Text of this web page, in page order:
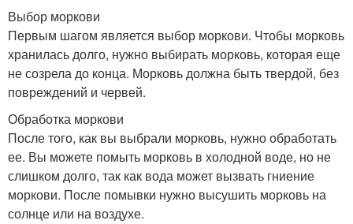
Выбор моркови
Первым шагом является выбор моркови. Чтобы морковь
хранилась долго, нужно выбирать морковь, которая еще
не созрела до конца. Морковь должна быть твердой, без
повреждений и червей.
Обработка моркови
После того, как вы выбрали морковь, нужно обработать
ее. Вы можете помыть морковь в холодной воде, но не
слишком долго, так как вода может вызвать гниение
моркови. После помывки нужно высушить морковь на
солнце или на воздухе.